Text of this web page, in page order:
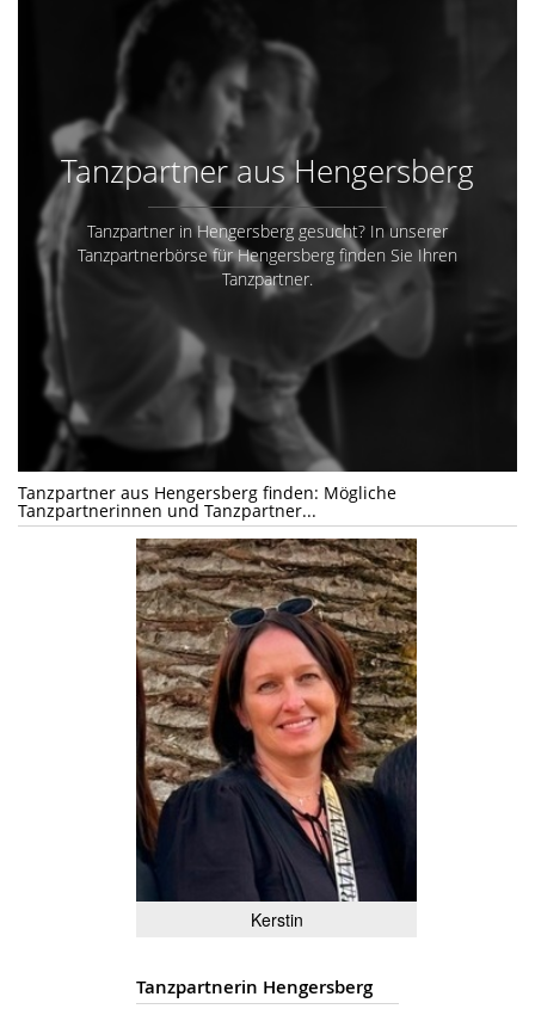
Tanzpartner aus Hengersberg
Tanzpartner in Hengersberg gesucht? In unserer
Tanzpartnerbörse für Hengersberg finden Sie Ihren
Tanzpartner.
Tanzpartner aus Hengersberg finden: Mögliche
Tanzpartnerinnen und Tanzpartner...
Kerstin
Tanzpartnerin Hengersberg